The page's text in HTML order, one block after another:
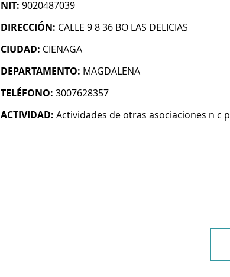
NIT: 9020487039
DIRECCIÓN: CALLE 9 8 36 BO LAS DELICIAS
CIUDAD: CIENAGA
DEPARTAMENTO: MAGDALENA
TELÉFONO: 3007628357
ACTIVIDAD: Actividades de otras asociaciones n c p